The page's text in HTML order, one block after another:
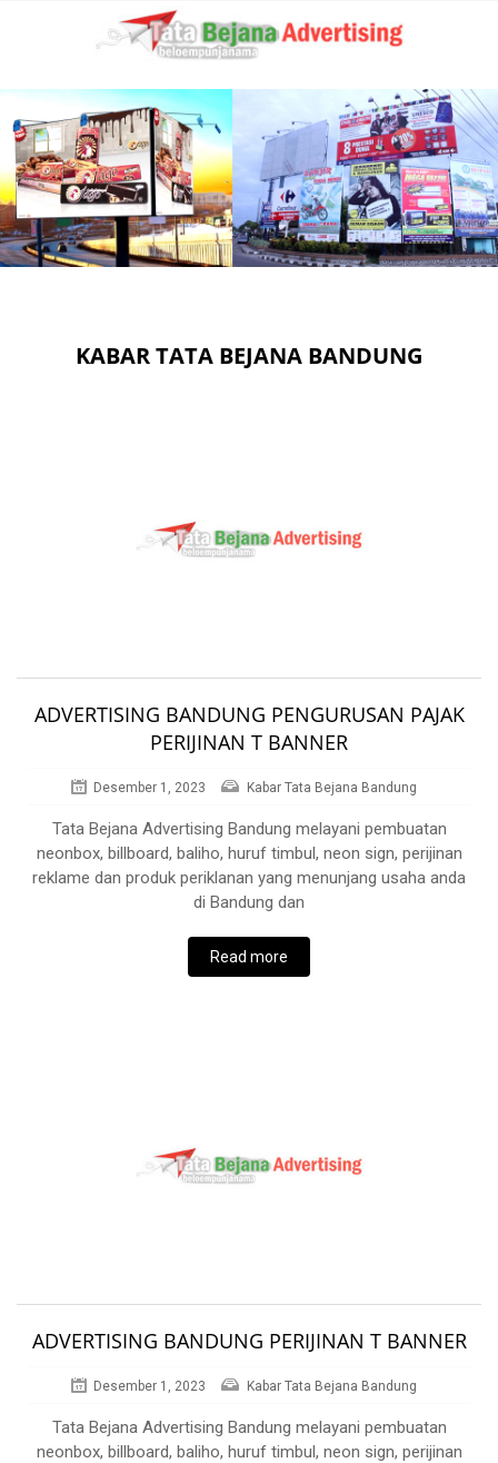
KABAR TATA BEJANA BANDUNG
ADVERTISING BANDUNG PENGURUSAN PAJAK
PERIJINAN T BANNER
Desember 1, 2023 Kabar Tata Bejana Bandung
Tata Bejana Advertising Bandung melayani pembuatan
neonbox, billboard, baliho, huruf timbul, neon sign, perijinan
reklame dan produk periklanan yang menunjang usaha anda
di Bandung dan
Read more
ADVERTISING BANDUNG PERIJINAN T BANNER
Desember 1, 2023 Kabar Tata Bejana Bandung
Tata Bejana Advertising Bandung melayani pembuatan
neonbox, billboard, baliho, huruf timbul, neon sign, perijinan